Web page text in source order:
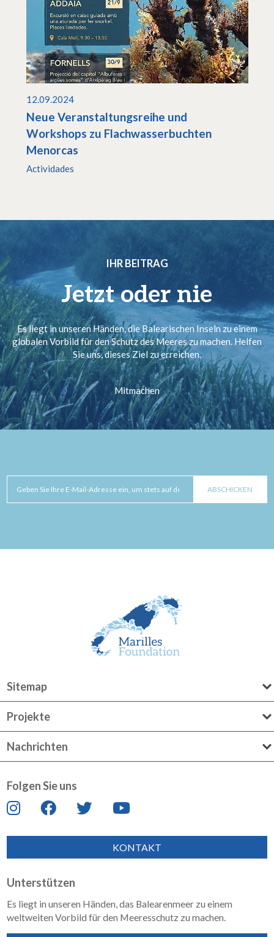
12.09.2024
Neue Veranstaltungsreihe und
Workshops zu Flachwasserbuchten
Menorcas
Actividades
IHR BEITRAG
Jetzt oder nie
Es liegt in unseren Händen, die Balearischen Inseln zu einem
globalen Vorbild für den Schutz des Meeres zu machen. Helfen
Sie uns, dieses Ziel zu erreichen.
Mitmachen
Sitemap
Projekte
Nachrichten
Folgen Sie uns
KONTAKT
Unterstützen
Es liegt in unseren Händen, das Balearenmeer zu einem
weltweiten Vorbild für den Meeresschutz zu machen.